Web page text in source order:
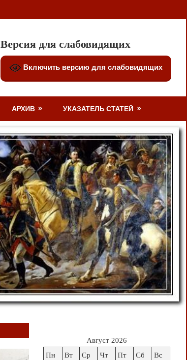
Версия для слабовидящих
Включить версию для слабовидящих
АРХИВ УКАЗАТЕЛЬ СТАТЕЙ
Август 2026
Пн
Вт Ср Чт Пт Сб Вс